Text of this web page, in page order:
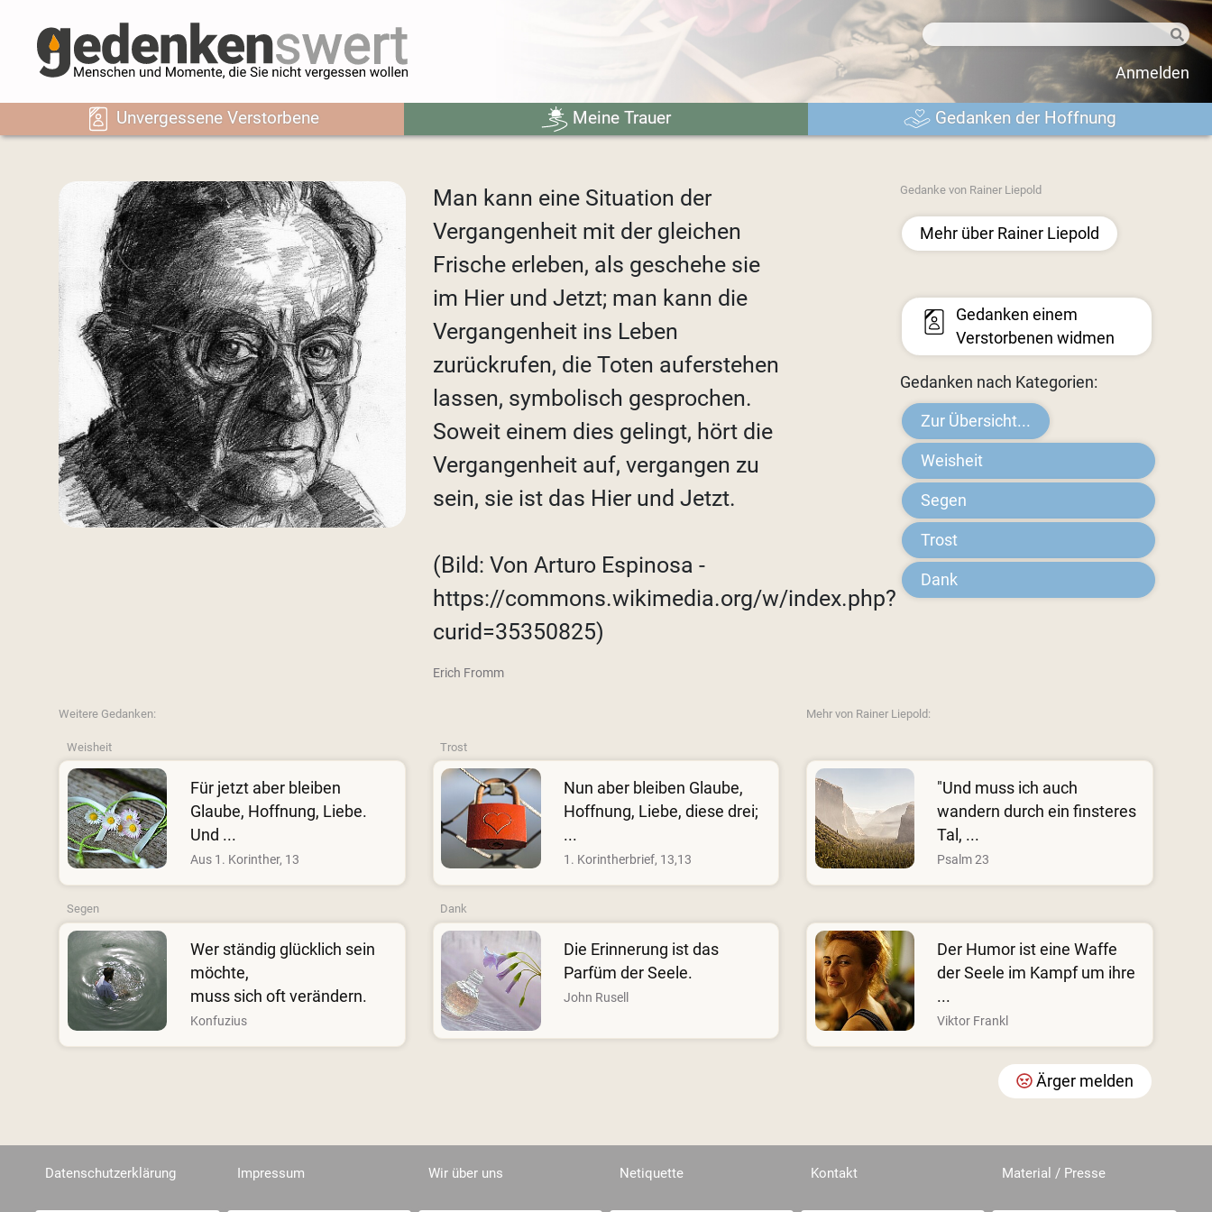
Anmelden
Unvergessene Verstorbene Meine Trauer Gedanken der Hoffnung
Man kann eine Situation der
Vergangenheit mit der gleichen
Frische erleben, als geschehe sie
im Hier und Jetzt; man kann die
Vergangenheit ins Leben
zurückrufen, die Toten auferstehen
lassen, symbolisch gesprochen.
Soweit einem dies gelingt, hört die
Vergangenheit auf, vergangen zu
sein, sie ist das Hier und Jetzt.
(Bild: Von Arturo Espinosa -
https://commons.wikimedia.org/w/index.php?
curid=35350825)
Erich Fromm
Gedanke von Rainer Liepold
Mehr über Rainer Liepold
Gedanken einem
Verstorbenen widmen
Gedanken nach Kategorien:
Zur Übersicht...
Weisheit
Segen
Trost
Dank
Weitere Gedanken:
Weisheit
Für jetzt aber bleiben
Glaube, Hoffnung, Liebe.
Und ...
Aus 1. Korinther, 13
Segen
Wer ständig glücklich sein
möchte,
muss sich oft verändern.
Konfuzius
Trost
Nun aber bleiben Glaube,
Hoffnung, Liebe, diese drei;
...
1. Korintherbrief, 13,13
Dank
Die Erinnerung ist das
Parfüm der Seele.
John Rusell
Mehr von Rainer Liepold:
"Und muss ich auch
wandern durch ein finsteres
Tal, ...
Psalm 23
Der Humor ist eine Waffe
der Seele im Kampf um ihre
...
Viktor Frankl
Ärger melden
Datenschutzerklärung Impressum Wir über uns Netiquette Kontakt Material / Presse